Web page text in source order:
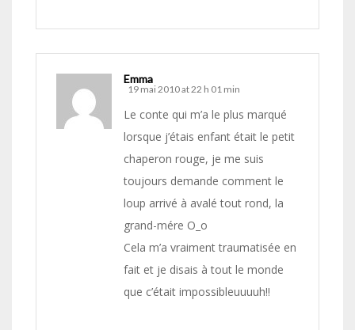
Emma
19 mai 2010 at 22 h 01 min
Le conte qui m’a le plus marqué
lorsque j’étais enfant était le petit
chaperon rouge, je me suis
toujours demande comment le
loup arrivé à avalé tout rond, la
grand-mére O_o
Cela m’a vraiment traumatisée en
fait et je disais à tout le monde
que c’était impossibleuuuuh!!